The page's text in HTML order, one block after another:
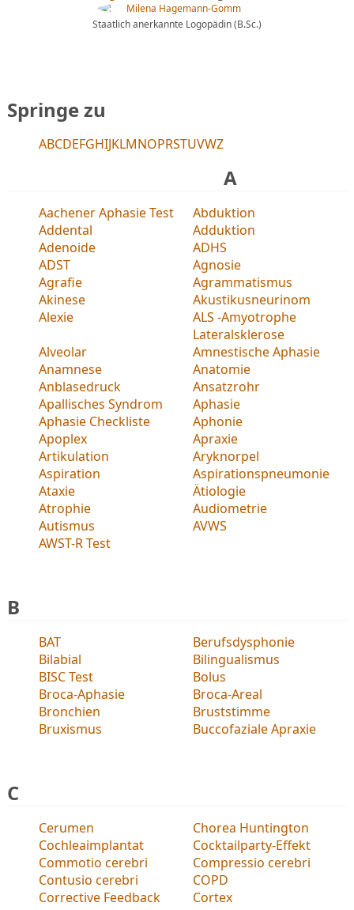
Staatlich anerkannte Logopädin (B.Sc.)
Springe zu
ABCDEFGHIJKLMNOPRSTUVWZ
A
Aachener Aphasie Test
Abduktion
Addental
Adduktion
Adenoide
ADHS
ADST
Agnosie
Agrafie
Agrammatismus
Akinese
Akustikusneurinom
Alexie
ALS -Amyotrophe
Lateralsklerose
Alveolar
Amnestische Aphasie
Anamnese
Anatomie
Anblasedruck
Ansatzrohr
Apallisches Syndrom
Aphasie
Aphasie Checkliste
Aphonie
Apoplex
Apraxie
Artikulation
Aryknorpel
Aspiration
Aspirationspneumonie
Ataxie
Ätiologie
Atrophie
Audiometrie
Autismus
AVWS
AWST-R Test
B
BAT
Berufsdysphonie
Bilabial
Bilingualismus
BISC Test
Bolus
Broca-Aphasie
Broca-Areal
Bronchien
Bruststimme
Bruxismus
Buccofaziale Apraxie
C
Cerumen
Chorea Huntington
Cochleaimplantat
Cocktailparty-Effekt
Commotio cerebri
Compressio cerebri
Contusio cerebri
COPD
Corrective Feedback
Cortex